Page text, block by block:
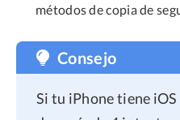
métodos de copia de
Consejo
Si tu iPhone tiene